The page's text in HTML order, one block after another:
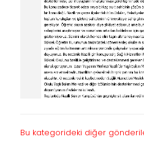
Bu kategorideki diğer